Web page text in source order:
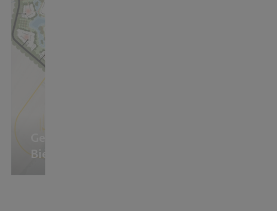
Gebiedsvisie
Biezenkampen